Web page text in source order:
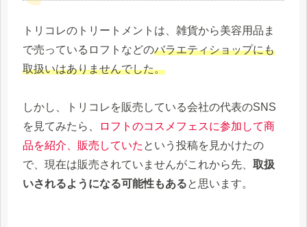
トリコレのトリートメントは、雑貨から美容用品ま
で売っているロフトなどのバラエティショップにも
取扱いはありませんでした。
しかし、トリコレを販売している会社の代表のSNS
を見てみたら、
ロフトのコスメフェスに参加して商
品を紹介、販売していた という投稿を見かけたの
で、現在は販売されていませんがこれから先、 取扱
いされるようになる可能性もあると思います。